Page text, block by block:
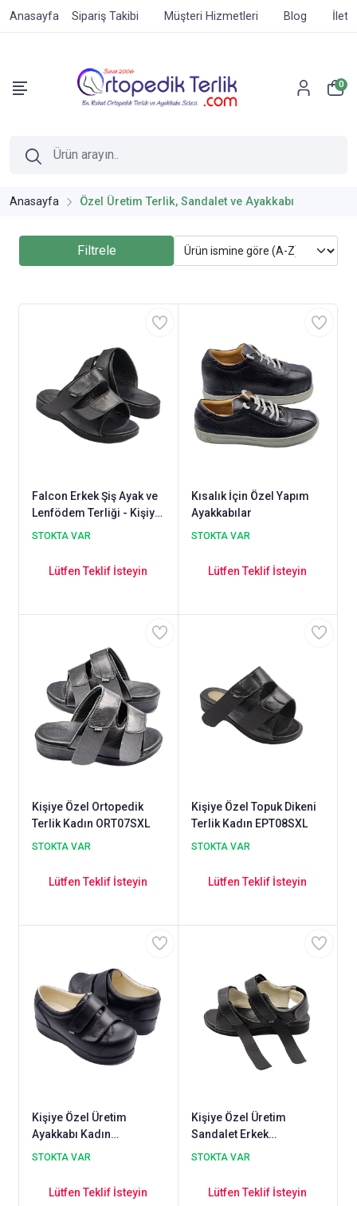
Anasayfa Sipariş Takibi Müşteri Hizmetleri Blog
0
Anasayfa Özel Üretim Terlik, Sandalet ve Ayakkabı
Filtrele
Falcon Erkek Şiş Ayak ve
Lenfödem Terliği - Kişiye
Özel Üretim ORT-13SXL
STOKTA VAR
Lütfen Teklif İsteyin
Kısalık İçin Özel Yapım
Ayakkabılar
STOKTA VAR
Lütfen Teklif İsteyin
Kişiye Özel Ortopedik
Terlik Kadın ORT07SXL
STOKTA VAR
Lütfen Teklif İsteyin
Kişiye Özel Topuk Dikeni
Terlik Kadın EPT08SXL
STOKTA VAR
Lütfen Teklif İsteyin
Kişiye Özel Üretim
Ayakkabı Kadın
ODDG05XL
STOKTA VAR
Lütfen Teklif İsteyin
Kişiye Özel Üretim
Sandalet Erkek
ODS110SXL
STOKTA VAR
Lütfen Teklif İsteyin